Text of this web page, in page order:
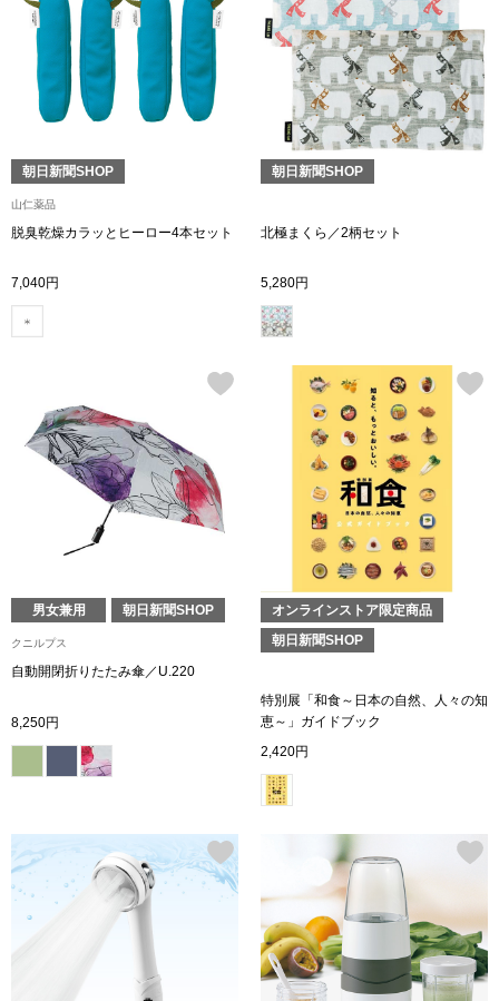
レースアップ
パンプス
スニーカー
財布／小物
財布／コイン
革小物
ポーチ
その他
ネックレス
ブレスレット
リング
朝日新聞SHOP
山仁薬品
脱臭乾燥カラッとヒーロー4本セット
7,040円
朝日新聞SHOP
北極まくら／2柄セット
5,280円
男女兼用 朝日新聞SHOP
クニルプス
自動開閉折りたたみ傘／U.220
8,250円
オンラインストア限定商品
朝日新聞SHOP
特別展「和食～日本の自然、人々の知
恵～」ガイドブック
2,420円